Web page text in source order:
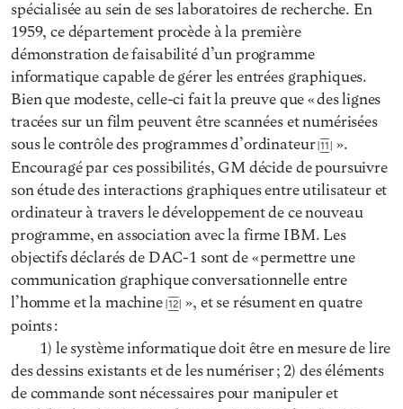
spécialisée au sein de ses laboratoires de recherche. En
1959, ce département procède à la première
démonstration de faisabilité d’un programme
informatique capable de gérer les entrées graphiques.
Bien que modeste, celle-ci fait la preuve que « des lignes
tracées sur un film peuvent être scannées et numérisées
sous le contrôle des programmes d’ordinateur 11
».
Encouragé par ces possibilités, GM décide de poursuivre
son étude des interactions graphiques entre utilisateur et
ordinateur à travers le développement de ce nouveau
programme, en association avec la firme IBM. Les
objectifs déclarés de DAC-1 sont de « permettre une
communication graphique conversationnelle entre
l’homme et la machine 12
», et se résument en quatre
points :
1) le système informatique doit être en mesure de lire
des dessins existants et de les numériser ; 2) des éléments
de commande sont nécessaires pour manipuler et